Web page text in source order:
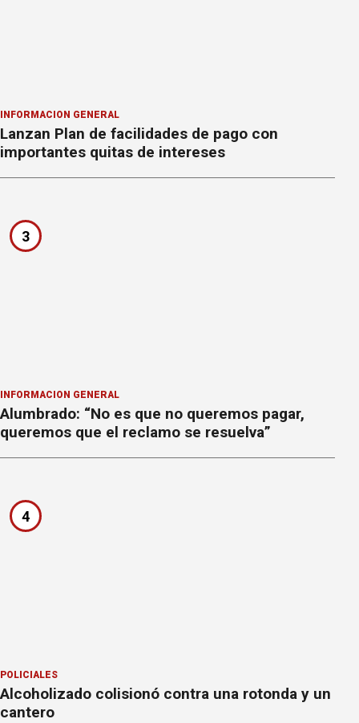
INFORMACION GENERAL
Lanzan Plan de facilidades de pago con
importantes quitas de intereses
3
INFORMACION GENERAL
Alumbrado: “No es que no queremos pagar,
queremos que el reclamo se resuelva”
4
POLICIALES
Alcoholizado colisionó contra una rotonda y un
cantero